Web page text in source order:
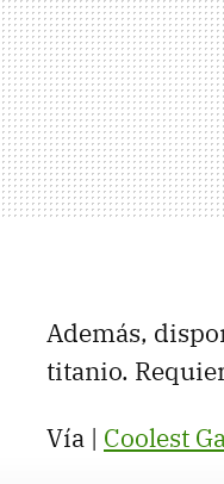
Además,
titanio.
Vía | Coolest